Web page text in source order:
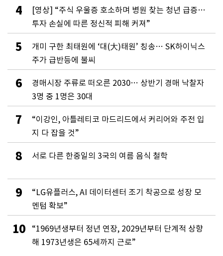
4
[영상] “주식 우울증 호소하며 병원 찾는 청년 급증…
투자 손실에 따른 정신적 피해 커져”
5
개미 구한 최태원에 ‘대(大)태원’ 칭송… SK하이닉스
주가 급반등에 불씨
6
경매시장 주류로 떠오른 2030… 상반기 경매 낙찰자
3명 중 1명은 30대
7
“이강인, 아틀레티코 마드리드에서 커리어와 주전 입
지 다 잡을 것”
8 서로 다른 한중일의 3국의 여름 음식 철학
9
“LG유플러스, AI 데이터센터 조기 착공으로 성장 모
멘텀 확보”
10
“1969년생부터 정년 연장, 2029년부터 단계적 상향
해 1973년생은 65세까지 근로”